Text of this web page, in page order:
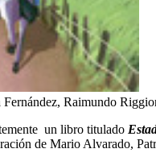
Raimundo
un libro titulado
de Mario Alvarado,